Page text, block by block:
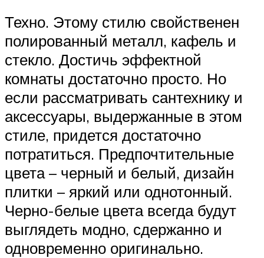
Техно. Этому стилю свойственен
полированный металл, кафель и
стекло. Достичь эффектной
комнаты достаточно просто. Но
если рассматривать сантехнику и
аксессуары, выдержанные в этом
стиле, придется достаточно
потратиться. Предпочтительные
цвета – черный и белый, дизайн
плитки – яркий или однотонный.
Черно-белые цвета всегда будут
выглядеть модно, сдержанно и
одновременно оригинально.